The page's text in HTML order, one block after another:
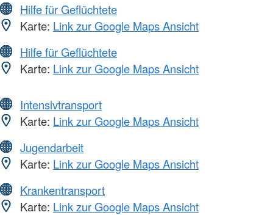
Hilfe für Geflüchtete
Karte: Link zur Google Maps Ansicht
Hilfe für Geflüchtete
Karte: Link zur Google Maps Ansicht
Intensivtransport
Karte: Link zur Google Maps Ansicht
Jugendarbeit
Karte: Link zur Google Maps Ansicht
Krankentransport
Karte: Link zur Google Maps Ansicht